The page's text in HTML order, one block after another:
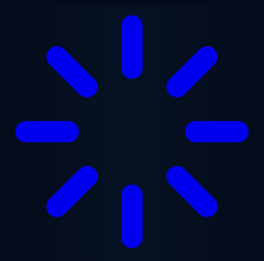
Saltar para o conteúdo principal